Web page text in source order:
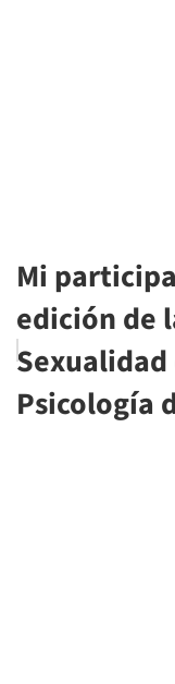
Mi
edición de
Psicología